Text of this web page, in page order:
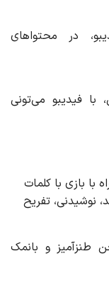
در محتواهای
با فیدیبو می‌تونی
با بازی با کلمات
نوشیدنی، تفریح
طنزآمیز و بانمک